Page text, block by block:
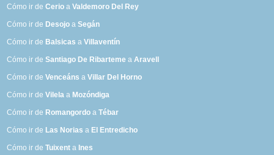
Cómo ir deCerio aValdemoro Del Rey
Cómo ir de Desojo aSegán
Cómo ir de Balsicas aVillaventín
Cómo ir deSantiago De Ribarteme aAravell
Cómo ir deVenceáns aVillar Del Horno
Cómo ir deVilela a Mozóndiga
Cómo ir de Romangordo aTébar
Cómo ir de Las Norias a El Entredicho
Cómo ir deTuixent a Ines